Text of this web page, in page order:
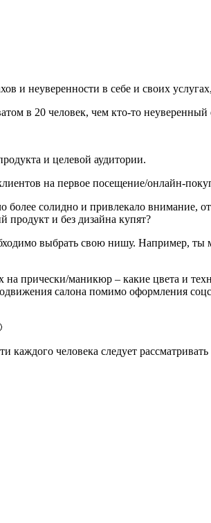
и неуверенности в себе и своих
в 20 человек, чем кто-то
и целевой аудитории.
на первое посещение/онлайн-
солидно и привлекало внимание,
продукт и без дизайна купят?
выбрать свою нишу. Например,
на прически/маникюр – какие цвета и
салона помимо оформления
человека следует